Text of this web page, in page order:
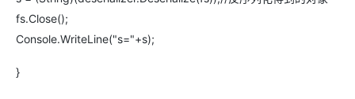
fs.Close();
Console.WriteLine("s="+s);
}